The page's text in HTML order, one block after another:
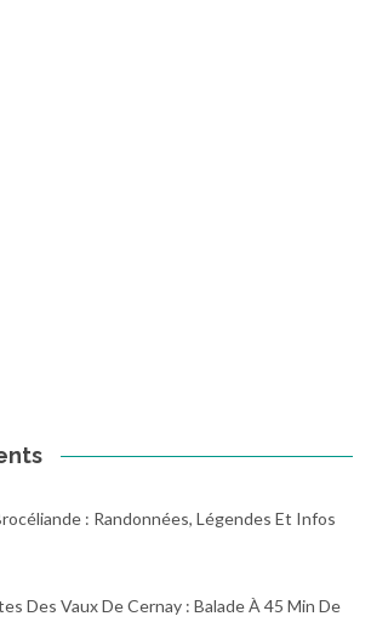
: Randonnées, Légendes Et Infos
Des Vaux De Cernay : Balade À 45 Min De